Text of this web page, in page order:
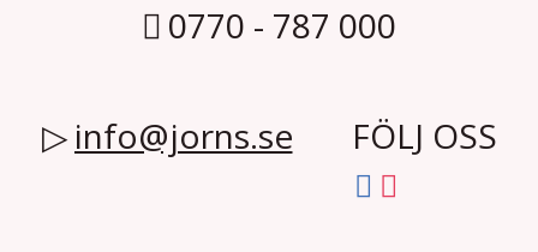
0770 - 787 000
info@jorns.se FÖLJ OSS